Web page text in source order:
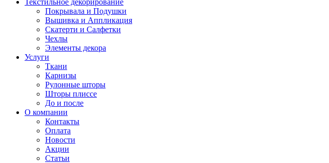
Покрывала и Подушки
Вышивка и Аппликация
Скатерти и Салфетки
Чехлы
Элементы декора
Услуги
Ткани
Карнизы
Рулонные шторы
Шторы плиссе
До и после
О компании
Контакты
Оплата
Новости
Акции
Статьи